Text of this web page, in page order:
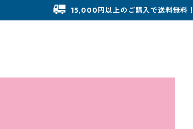
15,000円以上のご購入で送料無料！